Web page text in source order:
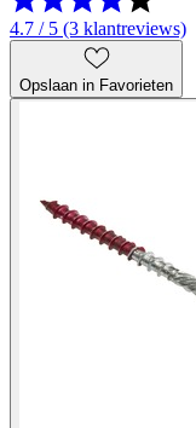
4.7 / 5 (3 klantreviews)
Opslaan in Favorieten